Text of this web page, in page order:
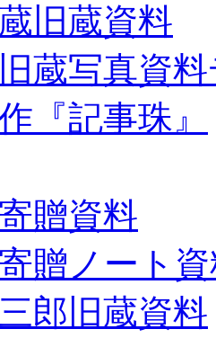
旧蔵資料
蔵写真資
『記事珠』
贈資料
贈ノート
郎旧蔵資料